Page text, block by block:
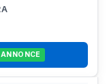
ANNONCE